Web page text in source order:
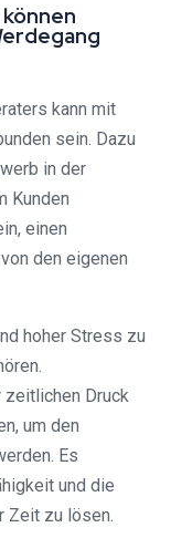
kann mit
sein. Dazu
in der
Kunden
einen
den eigenen
hoher Stress zu
zeitlichen Druck
um den
Es
und die
Zeit zu lösen.